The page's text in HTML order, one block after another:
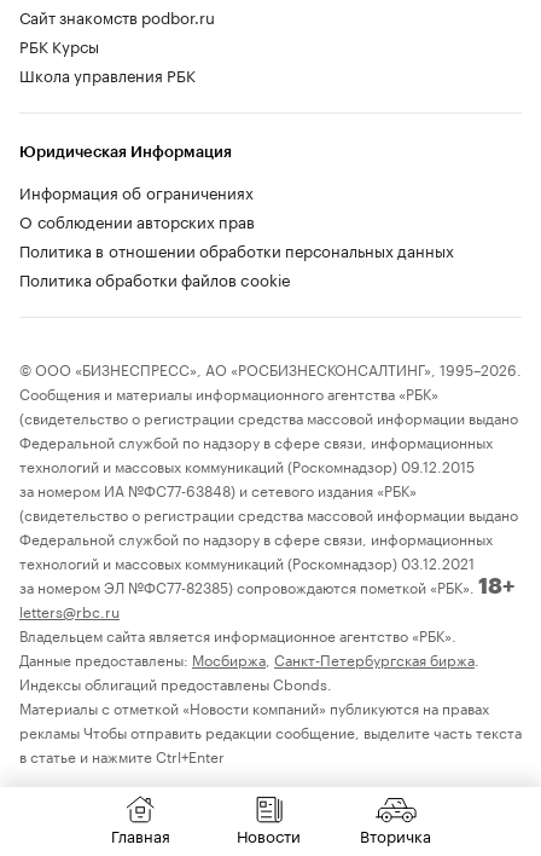
Сайт знакомств podbor.ru
РБК Курсы
Школа управления РБК
Юридическая Информация
Информация об ограничениях
О соблюдении авторских прав
Политика в отношении обработки персональных данных
Политика обработки файлов cookie
© ООО «БИЗНЕСПРЕСС», АО «РОСБИЗНЕСКОНСАЛТИНГ», 1995–2026.
Сообщения и материалы информационного агентства «РБК»
(свидетельство о регистрации средства массовой информации выдано
Федеральной службой по надзору в сфере связи, информационных
технологий и массовых коммуникаций (Роскомнадзор) 09.12.2015
за номером ИА №ФС77-63848) и сетевого издания «РБК»
(свидетельство о регистрации средства массовой информации выдано
Федеральной службой по надзору в сфере связи, информационных
технологий и массовых коммуникаций (Роскомнадзор) 03.12.2021
за номером ЭЛ №ФС77-82385) сопровождаются пометкой «РБК». 18+
letters@rbc.ru
Владельцем сайта является информационное агентство «РБК».
Данные предоставлены: Мосбиржа Санкт-Петербургская биржа
Индексы облигаций предоставлены Cbonds.
Материалы с отметкой «Новости компаний» публикуются на правах
рекламы Чтобы отправить редакции сообщение, выделите часть текста
в статье и нажмите Ctrl+Enter
Главная Новости Вторичка